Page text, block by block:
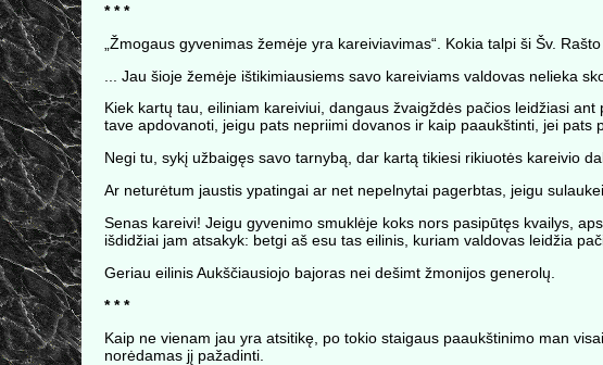
* * *
„Žmogaus gyvenimas žemėje yra kareiviavimas“. Kokia talpi ši Šv. Rašto
... Jau šioje žemėje ištikimiausiems savo kareiviams valdovas nelieka
Kiek kartų tau, eiliniam kareiviui, dangaus žvaigždės pačios leidžiasi
tave apdovanoti, jeigu pats nepriimi dovanos ir kaip paaukštinti, jei pats
Negi tu, sykį užbaigęs savo tarnybą, dar kartą tikiesi rikiuotės kareivio
Ar neturėtum jaustis ypatingai ar net nepelnytai pagerbtas, jeigu
Senas kareivi! Jeigu gyvenimo smuklėje koks nors pasipūtęs kvailys,
išdidžiai jam atsakyk: betgi aš esu tas eilinis, kuriam valdovas leidžia
Geriau eilinis Aukščiausiojo bajoras nei dešimt žmonijos generolų.
* * *
Kaip ne vienam jau yra atsitikę, po tokio staigaus paaukštinimo man
norėdamas jį pažadinti.